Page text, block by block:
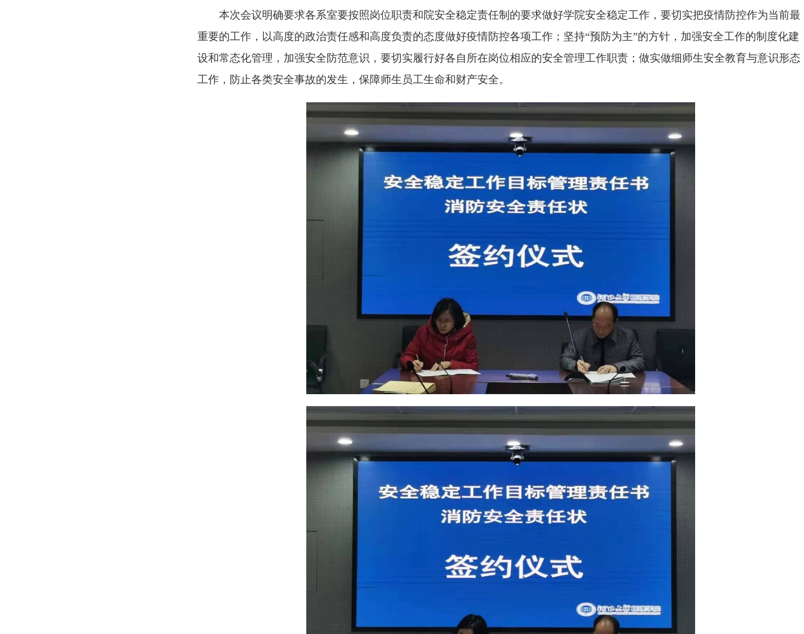
本次会议明确要求各系室要按照岗位职责和院安全稳定责任制的要求做好学院安全稳定工作，要切实把疫情防控作为当前最
重要的工作，以高度的政治责任感和高度负责的态度做好疫情防控各项工作；坚持“预防为主”的方针，加强安全工作的制度化建
设和常态化管理，加强安全防范意识，要切实履行好各自所在岗位相应的安全管理工作职责；做实做细师生安全教育与意识形态
工作，防止各类安全事故的发生，保障师生员工生命和财产安全。